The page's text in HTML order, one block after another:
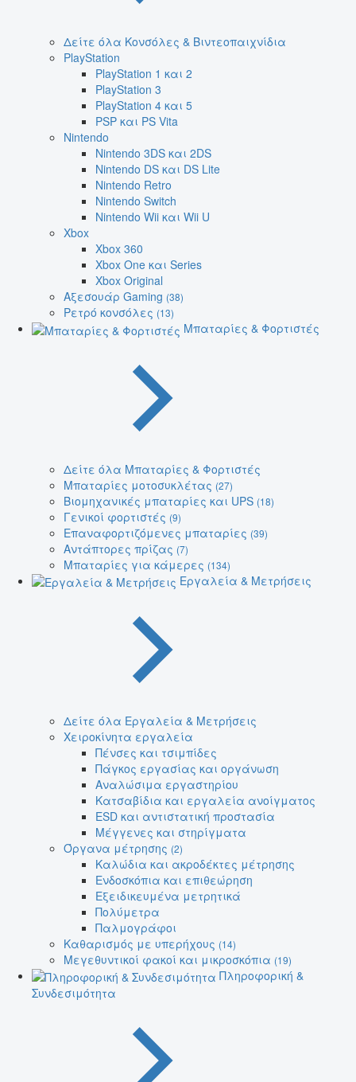
Δείτε όλα Κονσόλες & Βιντεοπαιχνίδια
PlayStation
PlayStation 1 και 2
PlayStation 3
PlayStation 4 και 5
PSP και PS Vita
Nintendo
Nintendo 3DS και 2DS
Nintendo DS και DS Lite
Nintendo Retro
Nintendo Switch
Nintendo Wii και Wii U
Xbox
Xbox 360
Xbox One και Series
Xbox Original
Αξεσουάρ Gaming (38)
Ρετρό κονσόλες (13)
Μπαταρίες & Φορτιστές
Δείτε όλα Μπαταρίες & Φορτιστές
Μπαταρίες μοτοσυκλέτας (27)
Βιομηχανικές μπαταρίες και UPS (18)
Γενικοί φορτιστές (9)
Επαναφορτιζόμενες μπαταρίες (39)
Αντάπτορες πρίζας (7)
Μπαταρίες για κάμερες (134)
Εργαλεία & Μετρήσεις
Δείτε όλα Εργαλεία & Μετρήσεις
Χειροκίνητα εργαλεία
Πένσες και τσιμπίδες
Πάγκος εργασίας και οργάνωση
Αναλώσιμα εργαστηρίου
Κατσαβίδια και εργαλεία ανοίγματος
ESD και αντιστατική προστασία
Μέγγενες και στηρίγματα
Όργανα μέτρησης (2)
Καλώδια και ακροδέκτες μέτρησης
Ενδοσκόπια και επιθεώρηση
Εξειδικευμένα μετρητικά
Πολύμετρα
Παλμογράφοι
Καθαρισμός με υπερήχους (14)
Μεγεθυντικοί φακοί και μικροσκόπια (19)
Πληροφορική &
Συνδεσιμότητα